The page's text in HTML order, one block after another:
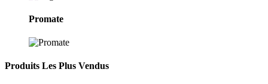
Promate
Produits Les Plus Vendus